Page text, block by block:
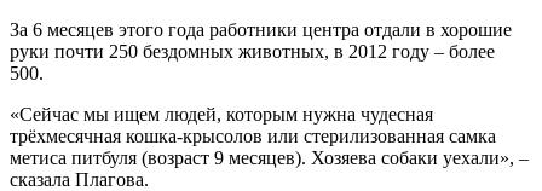
За 6 месяцев этого года работники центра отдали в хорошие
руки почти 250 бездомных животных, в 2012 году – более
500.
«Сейчас мы ищем людей, которым нужна чудесная
трёхмесячная кошка-крысолов или стерилизованная самка
метиса питбуля (возраст 9 месяцев). Хозяева собаки уехали», –
сказала Плагова.